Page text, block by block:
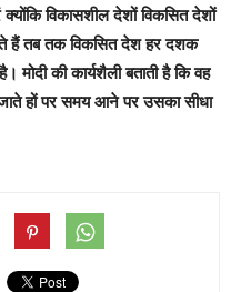
विकासशील देशों विकसित देशों
हैं तब तक विकसित देश हर दशक
की कार्यशैली बताती है कि वह
हों पर समय आने पर उसका सीधा